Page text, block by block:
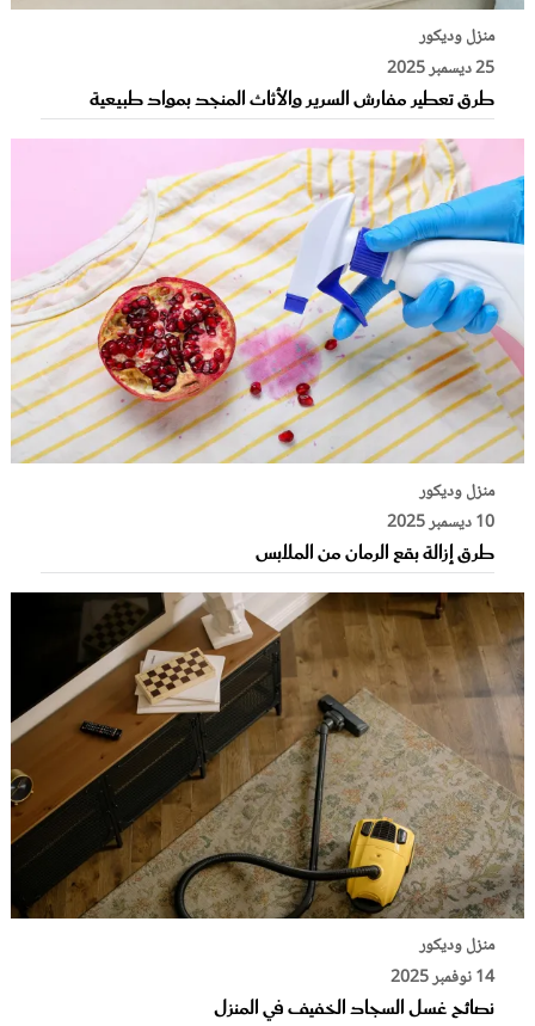
منزل وديكور
25 ديسمبر 2025
طرق تعطير مفارش السرير والأثاث المنجد بمواد طبيعية
منزل وديكور
10 ديسمبر 2025
طرق إزالة بقع الرمان من الملابس
منزل وديكور
14 نوفمبر 2025
نصائح غسل السجاد الخفيف في المنزل